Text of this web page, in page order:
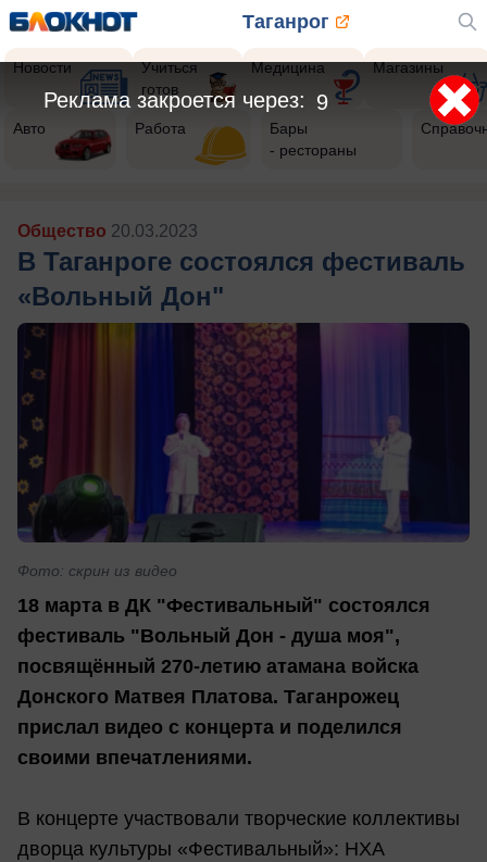
Таганрог
Новости
Учиться
готов
Медицина Магазины
Авто Работа
Бары
- рестораны
Общество 20.03.2023
В Таганроге состоялся фестиваль
«Вольный Дон"
Фото: скрин из видео
18 марта в ДК "Фестивальный" состоялся
фестиваль "Вольный Дон - душа моя",
посвящённый 270-летию атамана войска
Донского Матвея Платова. Таганрожец
прислал видео с концерта и поделился
своими впечатлениями.
В концерте участвовали творческие коллективы
дворца культуры «Фестивальный»: НХА
7
Реклама закроется через: